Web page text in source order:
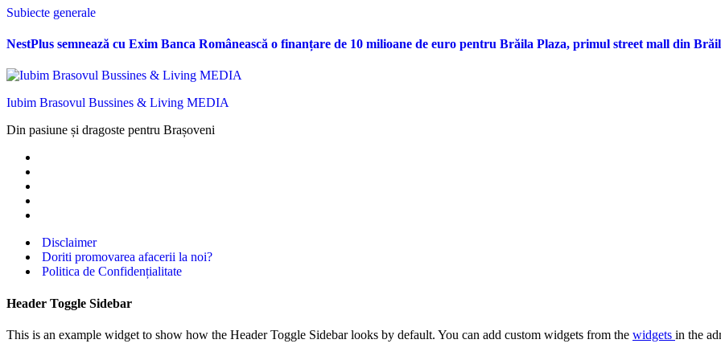
Subiecte generale
NestPlus semnează cu Exim Banca Românească o finanțare de 10 milioane de euro pentru Brăila Plaza, primul street mall din
Iubim Brasovul Bussines & Living MEDIA
Din pasiune și dragoste pentru Brașoveni
Disclaimer
Doriti promovarea afacerii la noi?
Politica de Confidențialitate
Header Toggle Sidebar
This is an example widget to show how the Header Toggle Sidebar looks by default. You can add custom widgets from the widgets in the